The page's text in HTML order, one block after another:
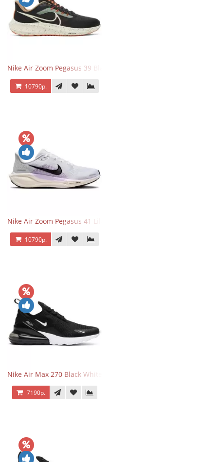
Nike Air Zoom Pegasus 39 Black White Orange
10790р.
Nike Air Zoom Pegasus 41 Lilac Bloom
10790р.
Nike Air Max 270 Black White
7190р.